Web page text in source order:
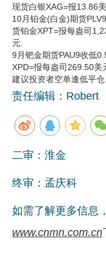
现货白银XAG=报13.86
10月铂金(白金)期货
货铂金XPT=报每盎司
元.
9月钯金期货PAU9收低
XPD=报每盎司269.50美
建议投资者空单逢低平仓
责任编辑：Robert
二审：淮金
终审：孟庆科
如需了解更多信息
www.cnmn.com.cn